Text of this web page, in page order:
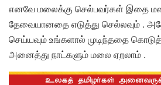
எனவே மலைக்கு செல்பவர்கள் இதை
தேவையானதை எடுத்து செல்லவும் .
செய்யவும் உங்களால் முடிந்ததை
அனைத்து நாட்களும் மலை ஏறலாம் .